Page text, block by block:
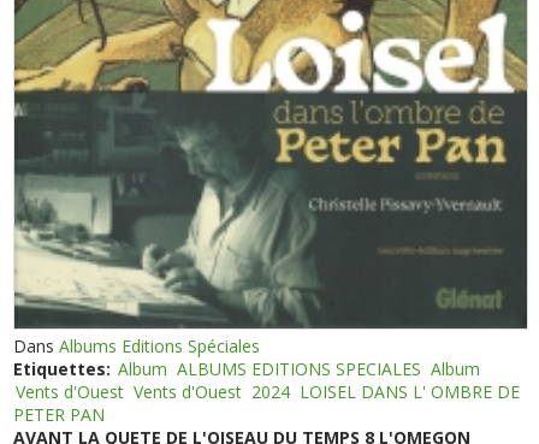
DansAlbums Editions Spéciales
Etiquettes: Album ALBUMS EDITIONS SPECIALES Album
Vents d'Ouest Vents d'Ouest 2024 LOISEL DANS L' OMBRE DE
PETER PAN
AVANT LA QUETE DE L'OISEAU DU TEMPS 8 L'OMEGON